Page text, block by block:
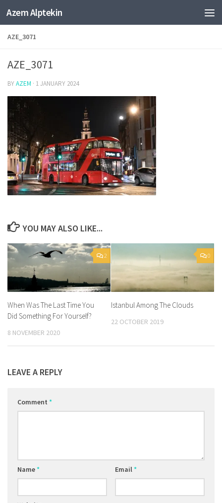
Skip to content
Azem Alptekin
AZE_3071
AZE_3071
BYAZEM · 1 JANUARY 2024
YOU MAY ALSO LIKE...
2
When Was The Last Time You
Did Something For Yourself?
8 NOVEMBER 2020
0
Istanbul Among The Clouds
22 OCTOBER 2019
LEAVE A REPLY
Comment *
Name* Email*